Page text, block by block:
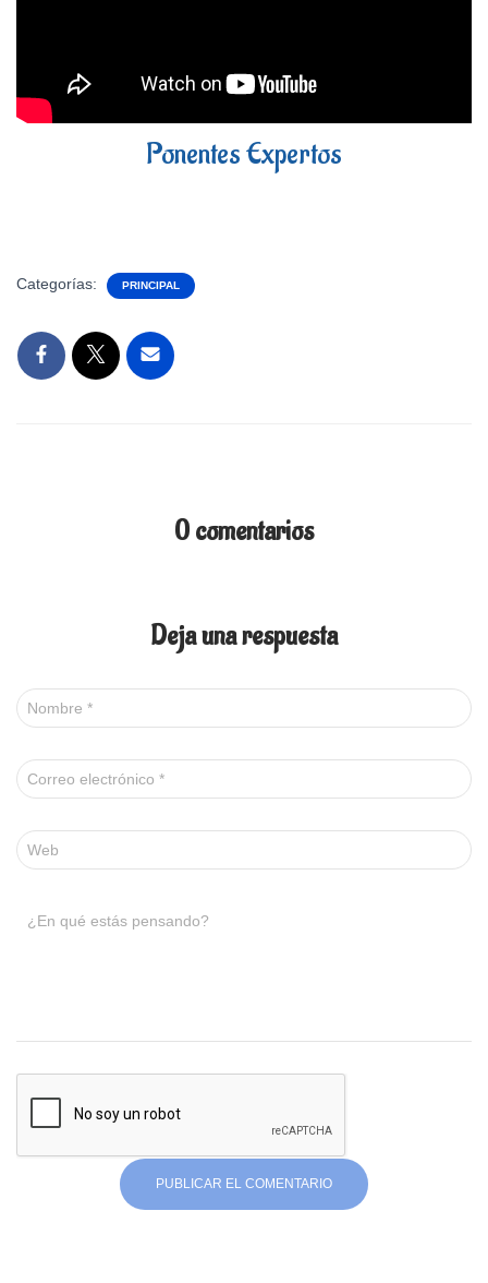
Ponentes Expertos
Categorías: PRINCIPAL
0 comentarios
Deja una respuesta
Nombre *
Correo electrónico *
Web
¿En qué estás pensando?